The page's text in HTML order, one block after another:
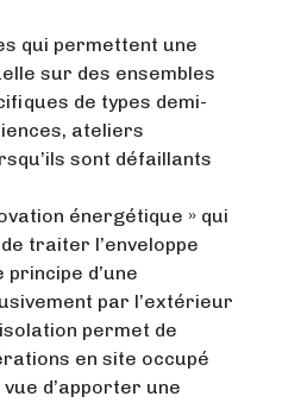
qui permettent une
sur des ensembles
de types demi-
ateliers
sont défaillants
énergétique » qui
traiter l’enveloppe
principe d’une
par l’extérieur
permet de
en site occupé
d’apporter une